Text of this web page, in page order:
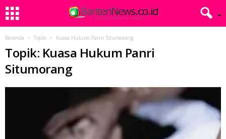
Beranda Topik Kuasa Hukum Panri Situmorang
Topik: Kuasa Hukum Panri
Situmorang